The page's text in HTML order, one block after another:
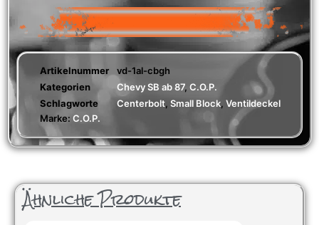
Artikelnummer
vd-1al-cbgh
Kategorien
Chevy SB ab 87, C.O.P.
Schlagworte
Centerbolt, Small Block Ventildeckel
Marke: C.O.P.
Ähnliche Produkte